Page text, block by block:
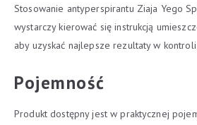
Stosowanie antyperspirantu Ziaja Yego
wystarczy kierować się instrukcją
aby uzyskać najlepsze rezultaty w
Pojemność
Produkt dostępny jest w praktycznej